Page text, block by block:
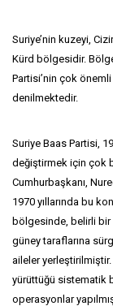
Suriye’nin kuzeyi,
Kürd bölgesidir.
Partisi’nin çok
denilmektedir.
Suriye Baas Partisi,
değiştirmek için çok
Cumhurbaşkanı,
1970 yıllarında bu
bölgesinde, belirli bir
güney taraflarına
aileler yerleştirilmiştir.
yürüttüğü sistematik
operasyonlar